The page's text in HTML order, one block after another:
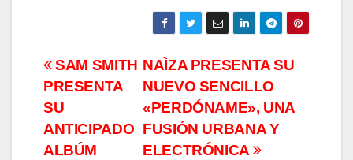
Navegación
de
entradas
NAÌZA PRESENTA SU
NUEVO SENCILLO
«PERDÓNAME», UNA
FUSIÓN URBANA Y
ELECTRÓNICA
SAM SMITH
PRESENTA
SU
ANTICIPADO
ALBÚM